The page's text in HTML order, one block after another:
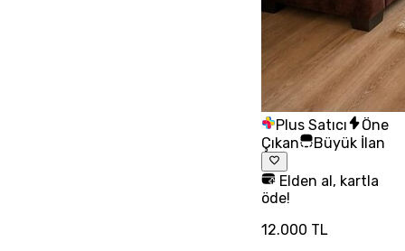
Plus Satıcı
Öne
Çıkan
Büyük İlan
Elden al, kartla
öde!
12.000 TL